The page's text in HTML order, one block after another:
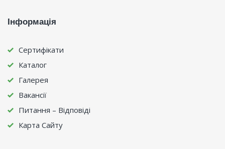
Інформація
Сертифікати
Каталог
Галерея
Вакансії
Питання – Відповіді
Карта Сайту